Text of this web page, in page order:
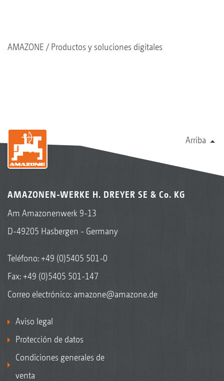
AMAZONE Productos y soluciones digitales
Arriba
AMAZONEN-WERKE H. DREYER SE & Co. KG
Am Amazonenwerk 9-13
D-49205 Hasbergen - Germany
Teléfono:+49 (0)5405 501-0
Fax: +49 (0)5405 501-147
Correo electrónico: amazone@amazone.de
Aviso legal
Protección de datos
Condiciones generales de
venta